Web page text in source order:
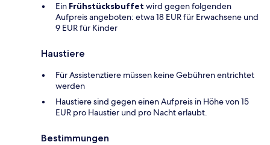
Ein Frühstücksbuffet wird gegen folgenden
Aufpreis angeboten: etwa 18 EUR für Erwachsene und
9 EUR für Kinder
Haustiere
Für Assistenztiere müssen keine Gebühren entrichtet
werden
Haustiere sind gegen einen Aufpreis in Höhe von 15
EUR pro Haustier und pro Nacht erlaubt.
Bestimmungen